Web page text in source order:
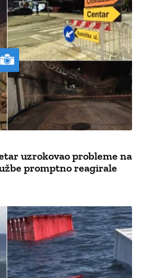
uzrokovao probleme na
promptno reagirale